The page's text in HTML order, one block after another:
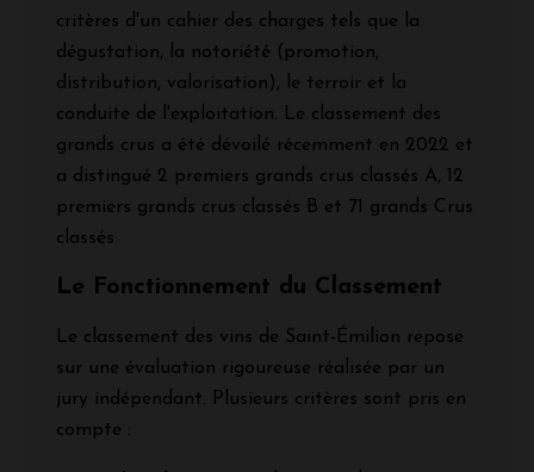
critères d'un cahier des charges tels que la
dégustation, la notoriété (promotion,
distribution, valorisation), le terroir et la
conduite de l'exploitation. Le classement des
grands crus a été dévoilé récemment en 2022 et
a distingué 2 premiers grands crus classés A, 12
premiers grands crus classés B et 71 grands Crus
classés
Le Fonctionnement du Classement
Le classement des vins de Saint-Émilion repose
sur une évaluation rigoureuse réalisée par un
jury indépendant. Plusieurs critères sont pris en
compte :